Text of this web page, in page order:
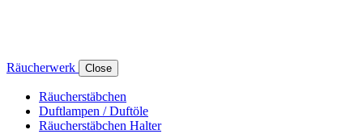
Räucherwerk Close
Räucherstäbchen
Duftlampen / Duftöle
Räucherstäbchen Halter